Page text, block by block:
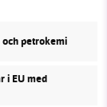
petrokemi
i EU med